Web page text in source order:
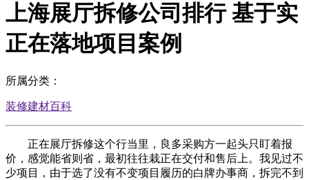
上海展厅拆修公司排行 基于实
正在落地项目案例
所属分类：
装修建材百科
正在展厅拆修这个行当里，良多采购方一起头只盯着报
价，感觉能省则省，最初往往栽正在交付和售后上。我见过不
少项目，由于选了没有不变项目履历的白牌办事商，拆完不到